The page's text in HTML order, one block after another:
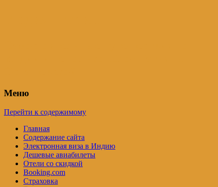
Меню
Перейти к содержимому
Главная
Содержание сайта
Электронная виза в Индию
Дешевые авиабилеты
Отели со скидкой
Booking.com
Страховка